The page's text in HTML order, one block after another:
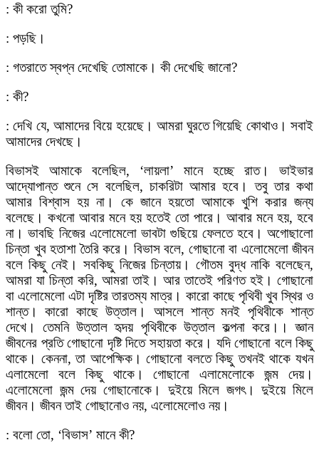
: কী করো তুমি?
: পড়ছি।
: গতরাতে স্বপ্ন দেখেছি তোমাকে। কী দেখেছি জানো?
: কী?
: দেখি যে, আমাদের বিয়ে হয়েছে। আমরা ঘুরতে গিয়েছি কোথাও। সবাই
আমাদের দেখছে।
বিভাসই আমাকে বলেছিল, ‘লায়লা’ মানে হচ্ছে রাত। ভাইভার
আদ্যোপান্ত শুনে সে বলেছিল, চাকরিটা আমার হবে। তবু তার কথা
আমার বিশ্বাস হয় না। কে জানে হয়তো আমাকে খুশি করার জন্য
বলেছে। কখনো আবার মনে হয় হতেই তো পারে। আবার মনে হয়, হবে
না। ভাবছি নিজের এলোমেলো ভাবটা গুছিয়ে ফেলতে হবে। অগোছালো
চিন্তা খুব হতাশা তৈরি করে। বিভাস বলে, গোছানো বা এলোমেলো জীবন
বলে কিছু নেই। সবকিছু নিজের চিন্তায়। গৌতম বুদ্ধ নাকি বলেছেন,
আমরা যা চিন্তা করি, আমরা তাই। আর তাতেই পরিণত হই। গোছানো
বা এলোমেলো এটা দৃষ্টির তারতম্য মাত্র। কারো কাছে পৃথিবী খুব স্থির ও
শান্ত। কারো কাছে উত্তাল। আসলে শান্ত মনই পৃথিবীকে শান্ত
দেখে। তেমনি উত্তাল হৃদয় পৃথিবীকে উত্তাল কল্পনা করে।। জ্ঞান
জীবনের প্রতি গোছানো দৃষ্টি দিতে সহায়তা করে। যদি গোছানো বলে কিছু
থাকে। কেননা, তা আপেক্ষিক। গোছানো বলতে কিছু তখনই থাকে যখন
এলামেলো বলে কিছু থাকে। গোছানো এলামেলোকে জন্ম দেয়।
এলোমেলো জন্ম দেয় গোছানোকে। দুইয়ে মিলে জগৎ। দুইয়ে মিলে
জীবন। জীবন তাই গোছানোও নয়, এলোমেলোও নয়।
: বলো তো, ‘বিভাস’ মানে কী?